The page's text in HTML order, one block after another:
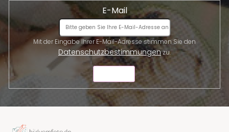
E-Mail
Datenschutzbestimmungenzu.